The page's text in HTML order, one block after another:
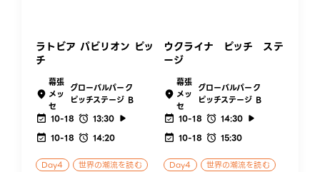
ラトビア パビリオン ピッ
チ
幕張
メッ
セ
グローバルパーク
ピッチステージ B
10-18
13:30
10-18
14:20
Day4
世界の潮流を読む
ウクライナ ピッチ ステ
ージ
幕張
メッ
セ
グローバルパーク
ピッチステージ B
10-18
14:30
10-18
15:30
Day4
世界の潮流を読む